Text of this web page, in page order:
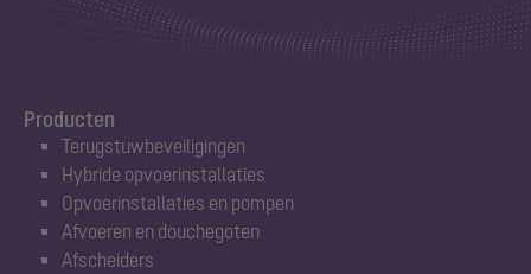
Producten
Terugstuwbeveiligingen
Hybride opvoerinstallaties
Opvoerinstallaties en pompen
Afvoeren en douchegoten
Afscheiders